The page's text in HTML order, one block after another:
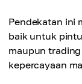
Pendekatan ini
baik untuk
maupun
kepercayaan